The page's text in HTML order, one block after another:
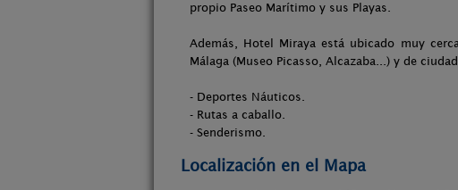
propio Paseo Marítimo y sus Playas.
Además, Hotel Miraya está ubicado muy
Málaga (Museo Picasso, Alcazaba...) y de
- Deportes Náuticos.
- Rutas a caballo.
- Senderismo.
Localización en el Mapa